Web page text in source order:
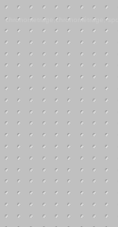
chronometrage,chronométrage,